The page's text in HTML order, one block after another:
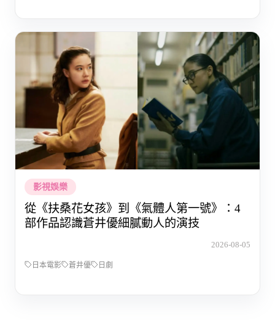
影視娛樂
從《扶桑花女孩》到《氣體人第一號》：4
部作品認識蒼井優細膩動人的演技
2026-08-05
日本電影 蒼井優 日劇